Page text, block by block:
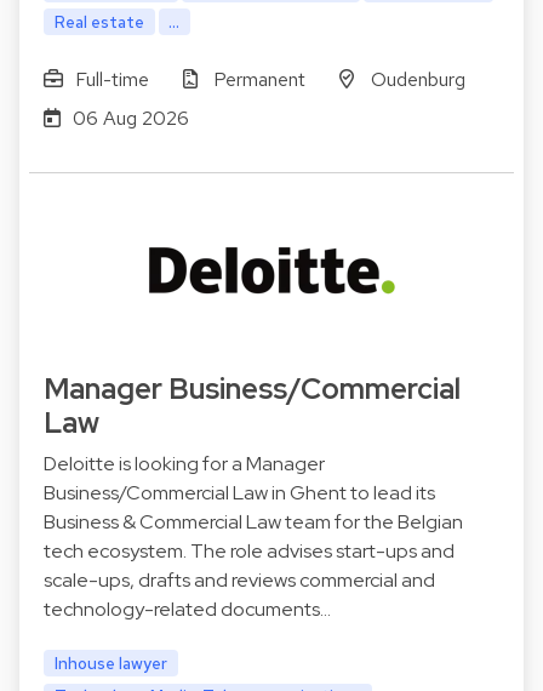
Real estate
...
Full-time Permanent
Oudenburg
06 Aug 2026
Manager Business/Commercial
Law
Deloitte is looking for a Manager
Business/Commercial Law in Ghent to lead its
Business & Commercial Law team for the Belgian
tech ecosystem. The role advises start-ups and
scale-ups, drafts and reviews commercial and
technology-related documents…
Inhouse lawyer